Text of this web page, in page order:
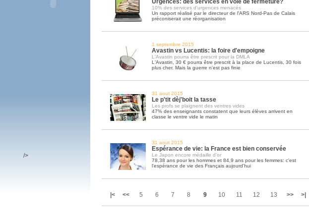
Urgences: des services en voie de fermeture?
10% des services d'urgences menacés
Un rapport réalisé par le directeur de l'ARS Nord-Pas de Calais
préconiserait une réorganisation
1 septembre 2015
Avastin vs Lucentis: la foire d'empoigne
L'Avastin pourra être prescrit pour la DMLA
L'Avastin, 30 € pourra être prescrit à la place de Lucentis, 30 fois
plus cher. Mais la guerre n'est pas finie
31 aout 2015
Le p'tit dèj'boit la tasse
Les profs se plaignent des ventres vides
47% des enseignants constatent que leurs élèves arrivent en
classe le ventre vide le matin
31 aout 2015
Espérance de vie: la France est bien conservée
Le Japon encore médaille d'or
78,38 ans pour les hommes et 84,9 ans pour les femmes: c'est
l'espérance de vie des Français aujourd'hui
|< << 5 6 7 8 9 10 11 12 13 >> >|
/>